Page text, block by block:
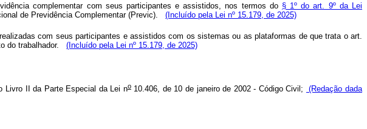
complementar com seus participantes e assistidos, nos termos do § 1º do art. 9º da Lei
de Previdência Complementar (Previc). (Incluído pela Lei nº 15.179, de 2025)
com seus participantes e assistidos com os sistemas ou as plataformas de que trata o art.
do trabalhador.
(Incluído pela Lei nº 15.179, de 2025)
Livro II da Parte Especial da Lei no 10.406, de 10 de janeiro de 2002 - Código Civil;
(Redação dada